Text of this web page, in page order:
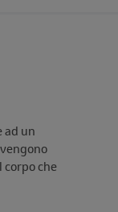
ad un
che